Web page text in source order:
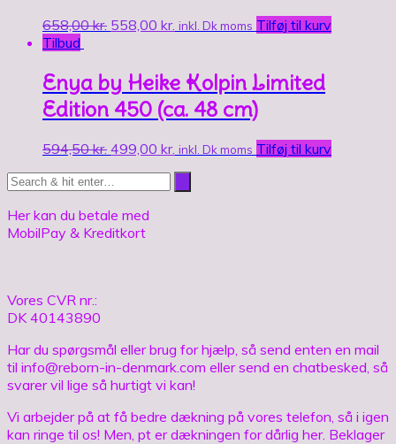
658,00kr. 558,00 kr. inkl. Dk moms Tilføj til kurv
Tilbud
Enya by Heike Kolpin Limited
Edition 450 (ca. 48 cm)
594,50kr. 499,00 kr. inkl. Dk moms Tilføj til kurv
Her kan du betale med
MobilPay & Kreditkort
Vores CVR nr.:
DK 40143890
Har du spørgsmål eller brug for hjælp, så send enten en mail
til info@reborn-in-denmark.com eller send en chatbesked, så
svarer vil lige så hurtigt vi kan!
Vi arbejder på at få bedre dækning på vores telefon, så i igen
kan ringe til os! Men, pt er dækningen for dårlig her. Beklager